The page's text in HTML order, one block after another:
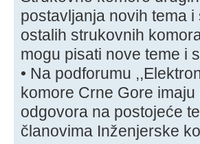
postavljanja novih tema
ostalih strukovnih
mogu pisati nove teme i
• Na podforumu
komore Crne Gore
odgovora na postojeće
članovima Inženjerske